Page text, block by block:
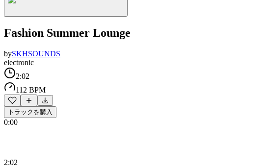
Fashion Summer Lounge
bySKHSOUNDS
electronic
2:02
112 BPM
トラックを購入
0:00
2:02